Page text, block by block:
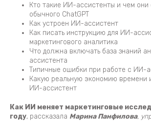
Кто такие ИИ-ассистенты и чем они
обычного ChatGPT
Как устроен ИИ-ассистент
Как писать инструкцию для ИИ-
маркетингового аналитика
Что должна включать база знаний
ассистента
Типичные ошибки при работе с ИИ-
Какую реальную экономию времени
ИИ-ассистент
Как ИИ меняет маркетинговые
году, рассказала Марина Панфилова,